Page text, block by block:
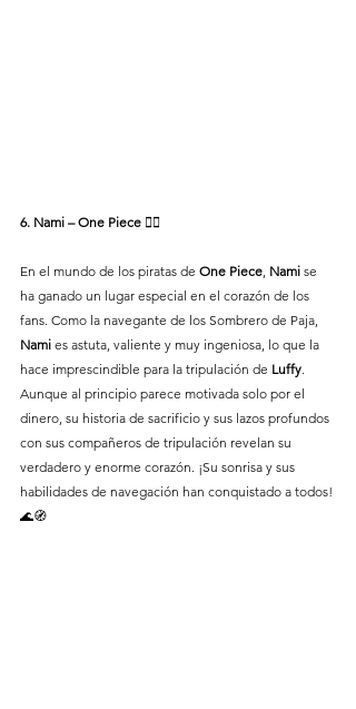
6. Nami – One Piece 🏴‍☠️
En el mundo de los piratas de One Piece Nami se
ha ganado un lugar especial en el corazón de los
fans. Como la navegante de los Sombrero de Paja,
Nami es astuta, valiente y muy ingeniosa, lo que la
hace imprescindible para la tripulación de Luffy
Aunque al principio parece motivada solo por el
dinero, su historia de sacrificio y sus lazos profundos
con sus compañeros de tripulación revelan su
verdadero y enorme corazón. ¡Su sonrisa y sus
habilidades de navegación han conquistado a todos!
🌊🧭